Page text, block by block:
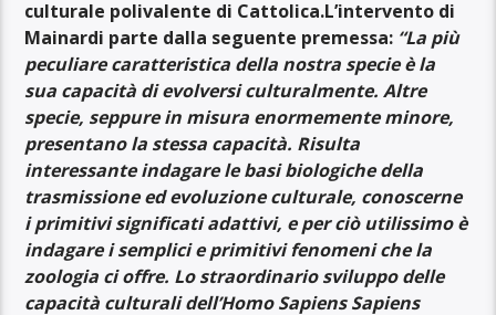
culturale polivalente di Cattolica.L’intervento di
Mainardi parte dalla seguente premessa: “La più
peculiare caratteristica della nostra specie è la
sua capacità di evolversi culturalmente. Altre
specie, seppure in misura enormemente minore,
presentano la stessa capacità. Risulta
interessante indagare le basi biologiche della
trasmissione ed evoluzione culturale, conoscerne
i primitivi significati adattivi, e per ciò utilissimo è
indagare i semplici e primitivi fenomeni che la
zoologia ci offre. Lo straordinario sviluppo delle
capacità culturali dell’Homo Sapiens Sapiens